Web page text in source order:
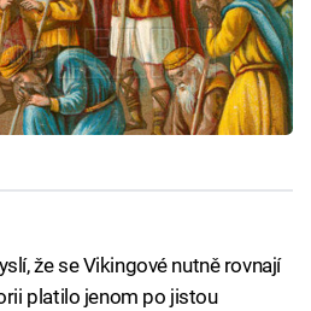
že se Vikingové nutně rovnají
platilo jenom po jistou